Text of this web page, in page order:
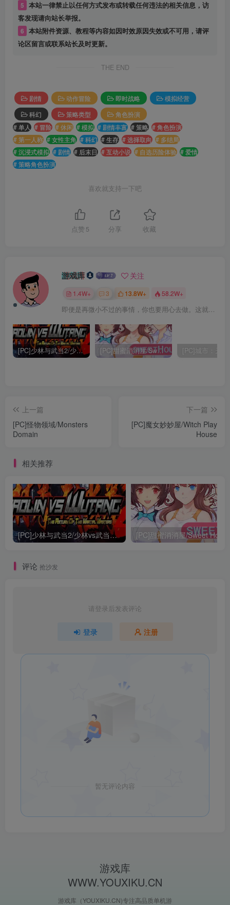
5 本站一律禁止以任何方式发布或转载任何违法的相关信息，访
客发现请向站长举报。
6 本站附件资源、教程等内容如因时效原因失效或不可用，请评
论区留言或联系站长及时更新。
THE END
剧情 动作冒险 即时战略
模拟经营
科幻
策略类型
角色扮演
# 单人 # 冒险 # 休闲 # 模拟 # 剧情丰富 # 策略 # 角色扮演
# 第一人称 # 女性主角 # 科幻 # 生存 # 选择取向 # 多结局
# 沉浸式模拟 # 剧情 # 后末日 # 互动小说 # 自选历险体验 # 爱情
# 策略角色扮演
喜欢就支持一下吧
点赞 5 分享 收藏
游戏库 关注
1.4W+ 3 13.8W+ 58.2W+
即便是再微小不过的事情，你也要用心去做。这就是成功的秘密
[PC]少林与武当2/少林vs武当2/Shaolin vs Wutang 2 [PC]甜蜜消消屋/Sweet House
上一篇
[PC]怪物领域/Monsters
Domain
下一篇
[PC]魔女妙妙屋/Witch Play
House
相关推荐
[PC]少林与武当2/少林vs武当2/Shaolin vs Wutang 2 [PC]甜蜜消消屋/Sweet
评论 抢沙发
请登录后发表评论
登录 注册
暂无评论内容
游戏库
WWW.YOUXIKU.CN
游戏库（YOUXIKU.CN)专注高品质单机游